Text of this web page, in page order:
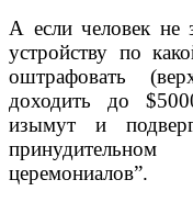
А если человек не
устройству по
оштрафовать
доходить до
изымут и
церемониалов”.